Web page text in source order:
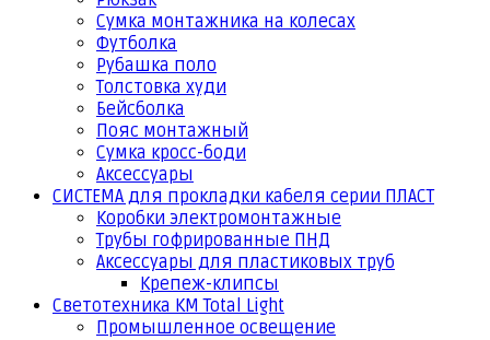
Сумка монтажника на колесах
Футболка
Рубашка поло
Толстовка худи
Бейсболка
Пояс монтажный
Сумка кросс-боди
Аксессуары
СИСТЕМА для прокладки кабеля серии ПЛАСТ
Коробки электромонтажные
Трубы гофрированные ПНД
Аксессуары для пластиковых труб
Крепеж-клипсы
Светотехника КМ Total Light
Промышленное освещение